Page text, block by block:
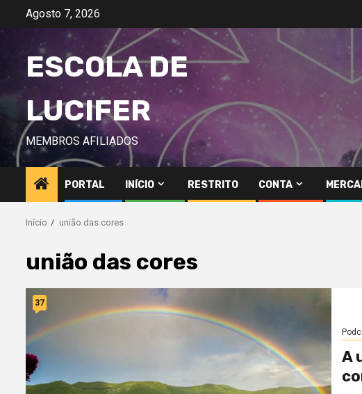
Avançar
conteúdo
Agosto 7, 2026
ESCOLA DE
LUCIFER
MEMBROS AFILIADOS
PORTAL INÍCIO RESTRITO CONTA
Início união das cores
união das cores
37
A